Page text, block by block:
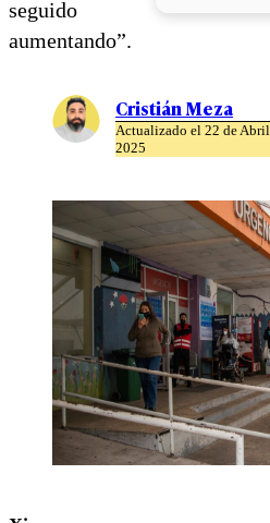
seguido
aumentando”.
Cristián Meza
Actualizado el 22 de
2025